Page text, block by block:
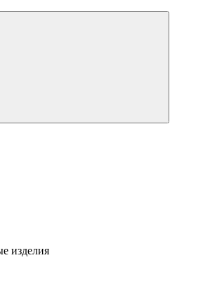
изделия